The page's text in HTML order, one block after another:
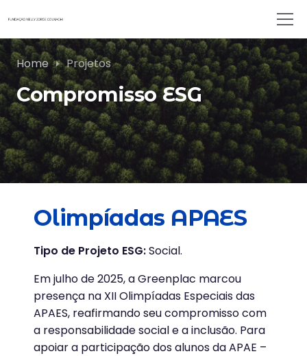
Home Projetos
Compromisso ESG
Olimpíadas APAES
Tipo de Projeto ESG:Social.
Em julho de 2025, a Greenplac marcou
presença na XII Olimpíadas Especiais das
APAES, reafirmando seu compromisso com
a responsabilidade social e a inclusão. Para
apoiar a participação dos alunos da APAE –